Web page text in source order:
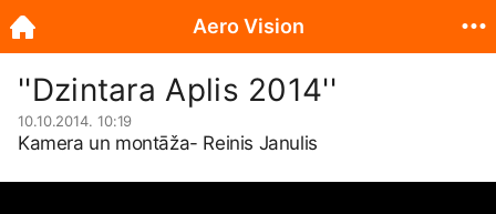
''Dzintara Aplis 2014''
10.10.2014. 10:19
Kamera un montāža- Reinis Janulis
Aero Vision